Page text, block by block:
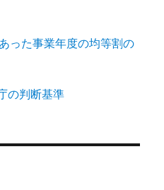
った事業年度の均等割の
の判断基準